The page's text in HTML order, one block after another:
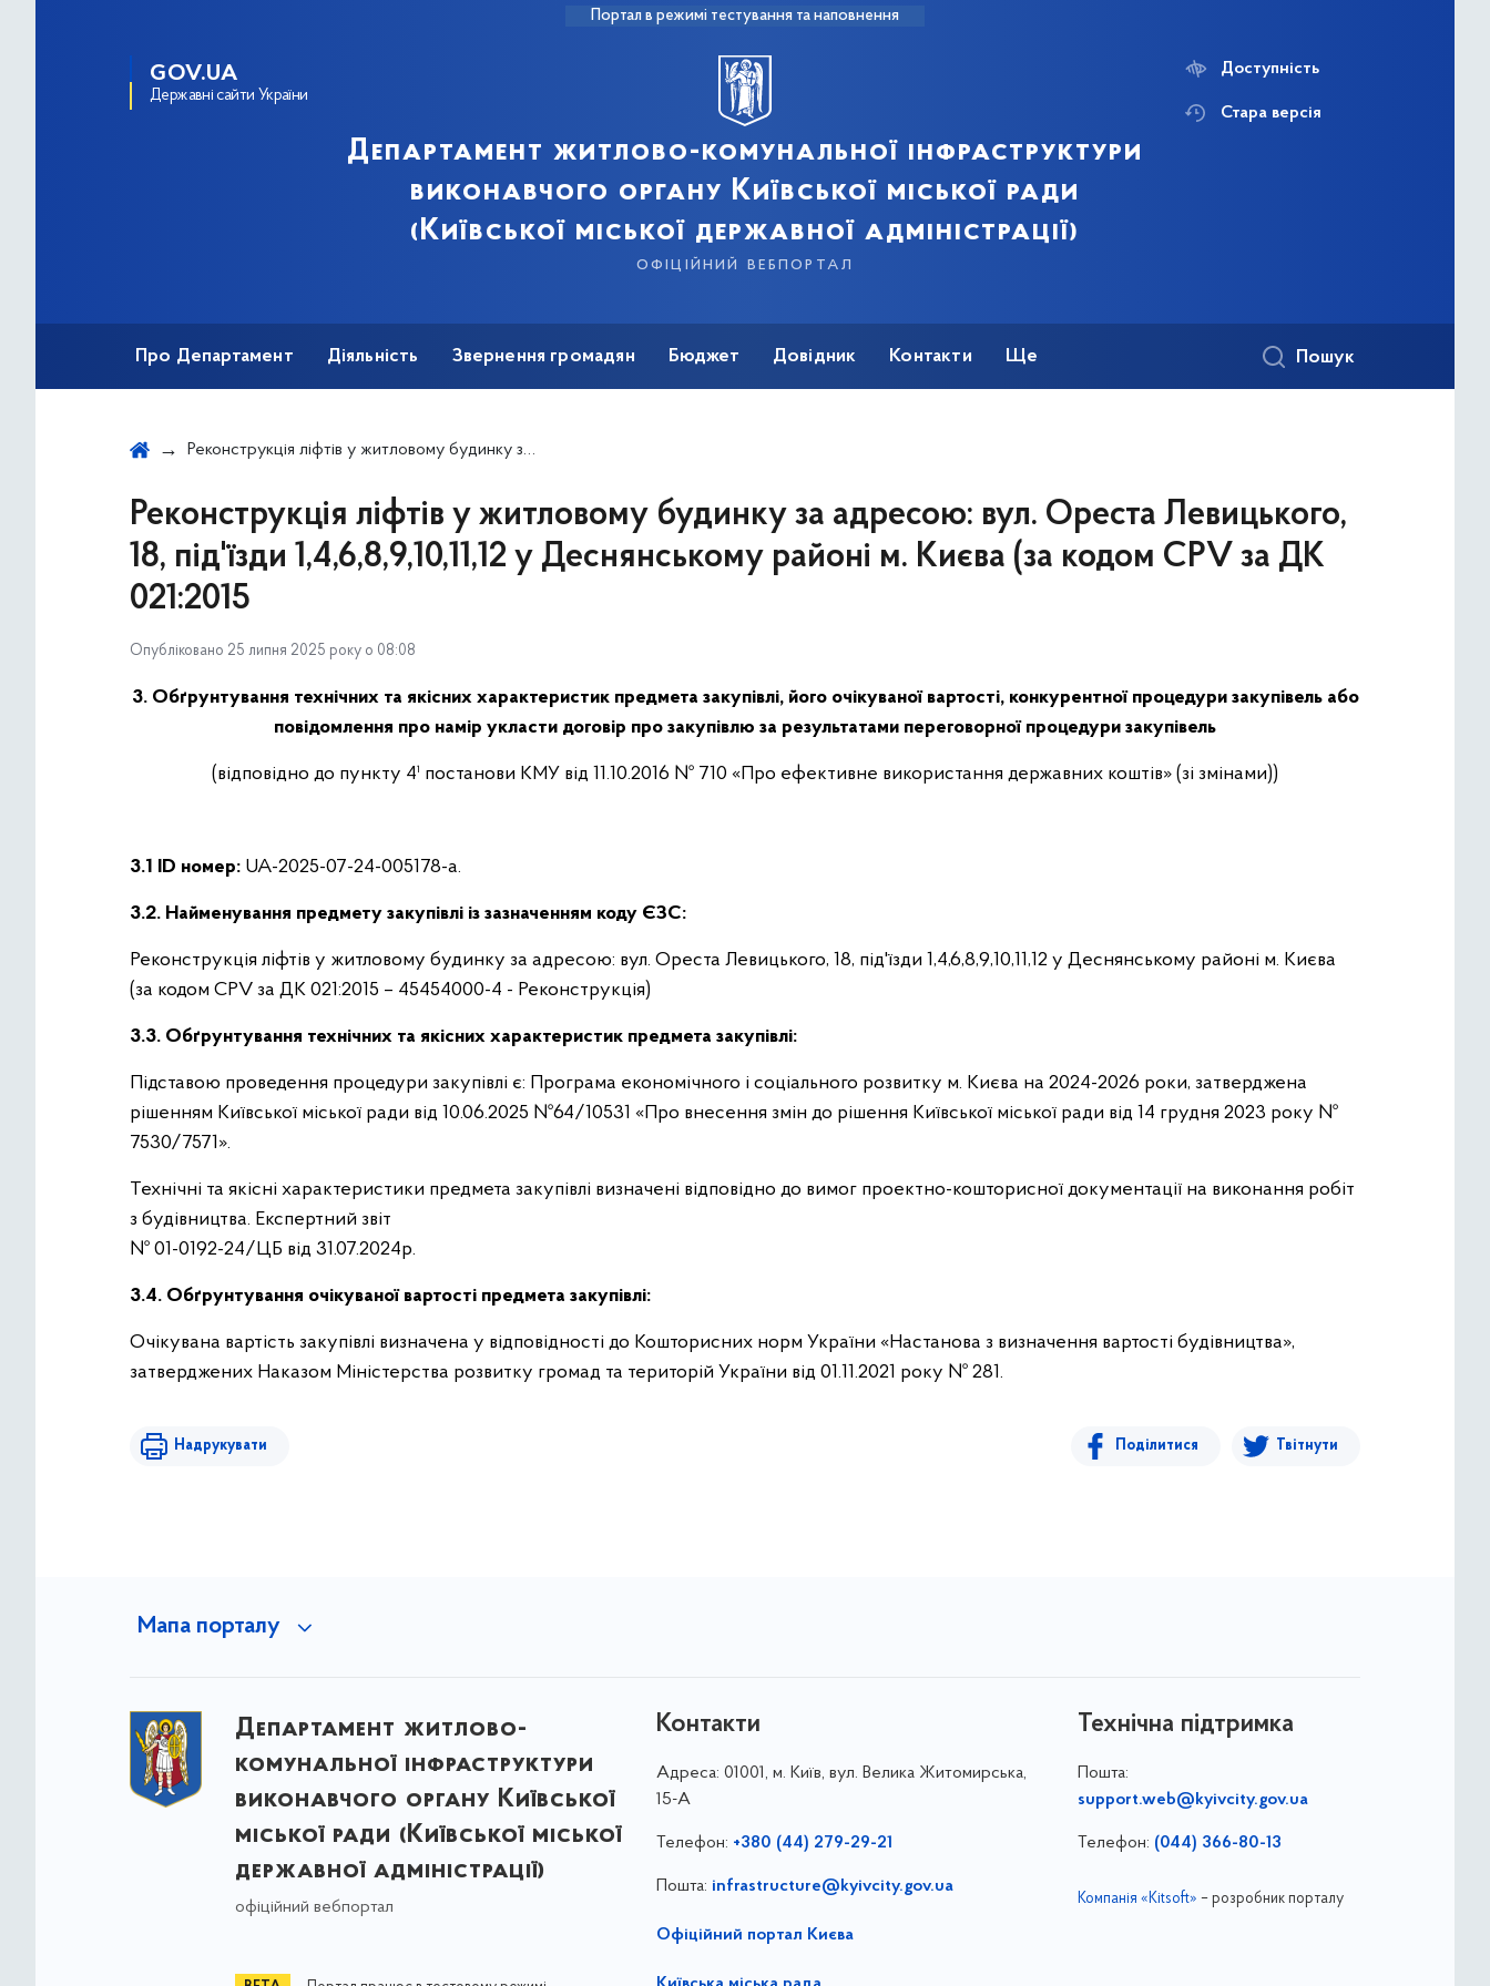
Портал в режимі тестування та наповнення
GOV.UA
Державні сайти України
Департамент житлово-комунальної інфраструктури
виконавчого органу Київської міської ради
(Київської міської державної адміністрації)
офіційний вебпортал
Доступність
Стара версія
Про Департамент Діяльність Звернення громадян Бюджет Довідник Контакти Ще Пошук
Реконструкція ліфтів у житловому будинку за адресою: вул. Ореста Левицького, 18, під'їзди 1,4,6,8,9,10,11,12 у Деснянському районі м. Києва (за кодом CPV за ДК 021:2015
Реконструкція ліфтів у житловому будинку за адресою: вул. Ореста Левицького,
18, під'їзди 1,4,6,8,9,10,11,12 у Деснянському районі м. Києва (за кодом CPV за ДК
021:2015
Опубліковано 25 липня 2025 року о 08:08
3. Обґрунтування технічних та якісних характеристик предмета закупівлі, його очікуваної вартості, конкурентної процедури закупівель або
повідомлення про намір укласти договір про закупівлю за результатами переговорної процедури закупівель
(відповідно до пункту 4¹ постанови КМУ від 11.10.2016 № 710 «Про ефективне використання державних коштів» (зі змінами))
3.1 ID номер: UA-2025-07-24-005178-a.
3.2. Найменування предмету закупівлі із зазначенням коду ЄЗС:
Реконструкція ліфтів у житловому будинку за адресою: вул. Ореста Левицького, 18, під'їзди 1,4,6,8,9,10,11,12 у Деснянському районі м. Києва
(за кодом CPV за ДК 021:2015 – 45454000-4 - Реконструкція)
3.3. Обґрунтування технічних та якісних характеристик предмета закупівлі:
Підставою проведення процедури закупівлі є: Програма економічного і соціального розвитку м. Києва на 2024-2026 роки, затверджена
рішенням Київської міської ради від 10.06.2025 №64/10531 «Про внесення змін до рішення Київської міської ради від 14 грудня 2023 року №
7530/7571».
Технічні та якісні характеристики предмета закупівлі визначені відповідно до вимог проектно-кошторисної документації на виконання робіт
з будівництва. Експертний звіт
№ 01-0192-24/ЦБ від 31.07.2024р.
3.4. Обґрунтування очікуваної вартості предмета закупівлі:
Очікувана вартість закупівлі визначена у відповідності до Кошторисних норм України «Настанова з визначення вартості будівництва»,
затверджених Наказом Міністерства розвитку громад та територій України від 01.11.2021 року № 281.
Надрукувати Поділитися Твітнути
Мапа порталу
Департамент житлово-
комунальної інфраструктури
виконавчого органу Київської
міської ради (Київської міської
державної адміністрації)
офіційний вебпортал
Контакти
Адреса: 01001, м. Київ, вул. Велика Житомирська,
15-А
Телефон: +380 (44) 279-29-21
Пошта: infrastructure@kyivcity.gov.ua
Офіційний портал Києва
Технічна підтримка
Пошта:
support.web@kyivcity.gov.ua
Телефон: (044) 366-80-13
Компанія «Kitsoft» – розробник порталу